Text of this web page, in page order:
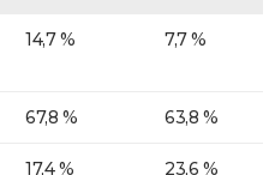
14,7 % 7,7 %
67,8 % 63,8 %
17,4 % 23,6 %